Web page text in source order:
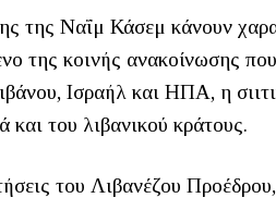
της Ναΐμ Κάσεμ κάνουν
της κοινής ανακοίνωσης
Ισραήλ και ΗΠΑ, η
του λιβανικού κράτους.
του Λιβανέζου